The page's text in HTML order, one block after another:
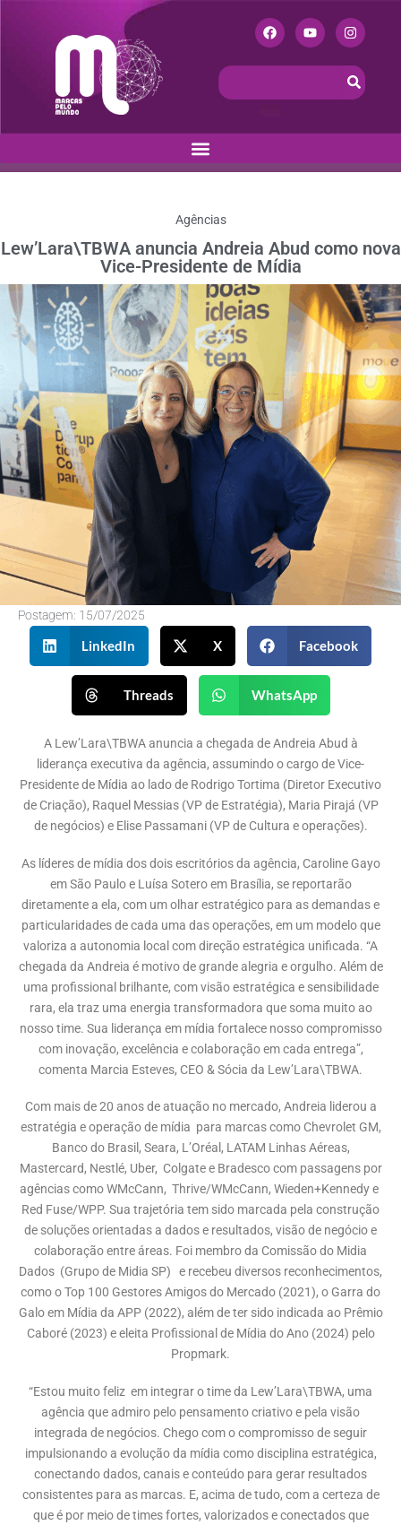
Agências
Lew’Lara\TBWA anuncia Andreia Abud como nova
Vice-Presidente de Mídia
Postagem: 15/07/2025
LinkedIn X Facebook
Threads WhatsApp
A Lew’Lara\TBWA anuncia a chegada de Andreia Abud à
liderança executiva da agência, assumindo o cargo de Vice-
Presidente de Mídia ao lado de Rodrigo Tortima (Diretor Executivo
de Criação), Raquel Messias (VP de Estratégia), Maria Pirajá (VP
de negócios) e Elise Passamani (VP de Cultura e operações).
As líderes de mídia dos dois escritórios da agência, Caroline Gayo
em São Paulo e Luísa Sotero em Brasília, se reportarão
diretamente a ela, com um olhar estratégico para as demandas e
particularidades de cada uma das operações, em um modelo que
valoriza a autonomia local com direção estratégica unificada. “A
chegada da Andreia é motivo de grande alegria e orgulho. Além de
uma profissional brilhante, com visão estratégica e sensibilidade
rara, ela traz uma energia transformadora que soma muito ao
nosso time. Sua liderança em mídia fortalece nosso compromisso
com inovação, excelência e colaboração em cada entrega”,
comenta Marcia Esteves, CEO & Sócia da Lew’Lara\TBWA.
Com mais de 20 anos de atuação no mercado, Andreia liderou a
estratégia e operação de mídia para marcas como Chevrolet GM,
Banco do Brasil, Seara, L’Oréal, LATAM Linhas Aéreas,
Mastercard, Nestlé, Uber, Colgate e Bradesco com passagens por
agências como WMcCann, Thrive/WMcCann, Wieden+Kennedy e
Red Fuse/WPP. Sua trajetória tem sido marcada pela construção
de soluções orientadas a dados e resultados, visão de negócio e
colaboração entre áreas. Foi membro da Comissão do Midia
Dados (Grupo de Midia SP) e recebeu diversos reconhecimentos,
como o Top 100 Gestores Amigos do Mercado (2021), o Garra do
Galo em Mídia da APP (2022), além de ter sido indicada ao Prêmio
Caboré (2023) e eleita Profissional de Mídia do Ano (2024) pelo
Propmark.
“Estou muito feliz em integrar o time da Lew’Lara\TBWA, uma
agência que admiro pelo pensamento criativo e pela visão
integrada de negócios. Chego com o compromisso de seguir
impulsionando a evolução da mídia como disciplina estratégica,
conectando dados, canais e conteúdo para gerar resultados
consistentes para as marcas. E, acima de tudo, com a certeza de
que é por meio de times fortes, valorizados e conectados que